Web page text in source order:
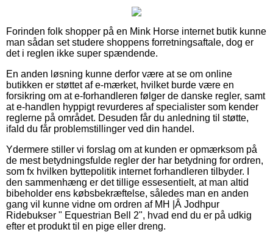
Forinden folk shopper på en Mink Horse internet butik kunne
man sådan set studere shoppens forretningsaftale, dog er
det i reglen ikke super spændende.
En anden løsning kunne derfor være at se om online
butikken er støttet af e-mærket, hvilket burde være en
forsikring om at e-forhandleren følger de danske regler, samt
at e-handlen hyppigt revurderes af specialister som kender
reglerne på området. Desuden får du anledning til støtte,
ifald du får problemstillinger ved din handel.
Ydermere stiller vi forslag om at kunden er opmærksom på
de mest betydningsfulde regler der har betydning for ordren,
som fx hvilken byttepolitik internet forhandleren tilbyder. I
den sammenhæng er det tillige essesentielt, at man altid
bibeholder ens købsbekræftelse, således man en anden
gang vil kunne vidne om ordren af MH |Â Jodhpur
Ridebukser " Equestrian Bell 2", hvad end du er på udkig
efter et produkt til en pige eller dreng.